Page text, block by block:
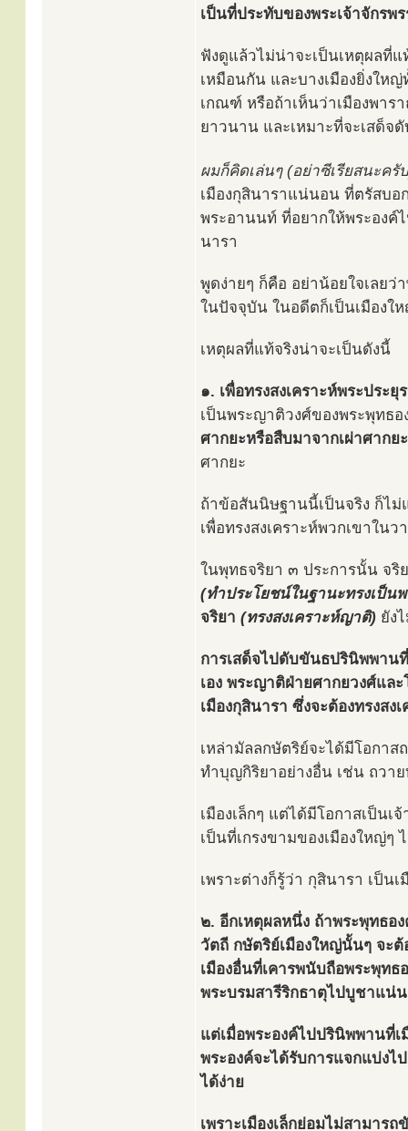
เป็นที่ประทับของพระเจ้าจักรพ
ฟังดูแล้วไม่น่าจะเป็นเหตุผลที่
เหมือนกัน และบางเมืองยิ่งให
เกณฑ์ หรือถ้าเห็นว่าเมืองพา
ยาวนาน และเหมาะที่จะเสด็จ
ผมก็คิดเล่นๆ (อย่าซีเรียสนะครั
เมืองกุสินาราแน่นอน ที่ตรัสบอ
พระอานนท์ ที่อยากให้พระองค์
นารา
พูดง่ายๆ ก็คือ อย่าน้อยใจเลยว่
ในปัจจุบัน ในอดีตก็เป็นเมืองใ
เหตุผลที่แท้จริงน่าจะเป็นดังนี้
๑. เพื่อทรงสงเคราะห์พระประ
เป็นพระญาติวงศ์ของพระพุทธ
ศากยะหรือสืบมาจากเผ่าศากยะ
ศากยะ
ถ้าข้อสันนิษฐานนี้เป็นจริง ก็ไม่
เพื่อทรงสงเคราะห์พวกเขาใน
ในพุทธจริยา ๓ ประการนั้น จริ
(ทำประโยชน์ในฐานะทรงเป็น
จริยา (ทรงสงเคราะห์ญาติ) ยัง
การเสด็จไปดับขันธปรินิพพาน
เอง พระญาติฝ่ายศากยวงศ์แล
เมืองกุสินารา ซึ่งจะต้องทรงสง
เหล่ามัลลกษัตริย์จะได้มีโอกาส
ทำบุญกิริยาอย่างอื่น เช่น ถวา
เมืองเล็กๆ แต่ได้มีโอกาสเป็น
เป็นที่เกรงขามของเมืองใหญ่ๆ
เพราะต่างก็รู้ว่า กุสินารา เป็น
๒. อีกเหตุผลหนึ่ง ถ้าพระพุทธอ
วัตถี กษัตริย์เมืองใหญ่นั้นๆ จะต้
เมืองอื่นที่เคารพนับถือพระพุท
พระบรมสารีริกธาตุไปบูชาแน่
แต่เมื่อพระองค์ไปปรินิพพานที่เ
พระองค์จะได้รับการแจกแบ่งไ
ได้ง่าย
เพราะเมืองเล็กย่อมไม่สามาร